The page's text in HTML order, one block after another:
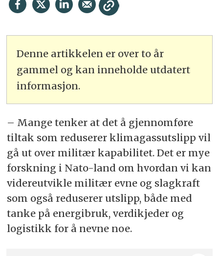
Denne artikkelen er over to år
gammel og kan inneholde utdatert
informasjon.
– Mange tenker at det å gjennomføre
tiltak som reduserer klimagassutslipp vil
gå ut over militær kapabilitet. Det er mye
forskning i Nato-land om hvordan vi kan
videreutvikle militær evne og slagkraft
som også reduserer utslipp, både med
tanke på energibruk, verdikjeder og
logistikk for å nevne noe.